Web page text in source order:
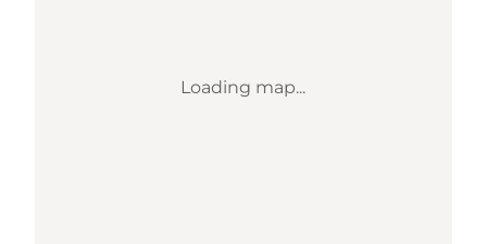
Loading map...